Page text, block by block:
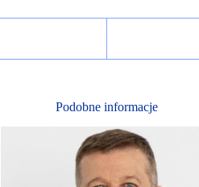
Podobne informacje